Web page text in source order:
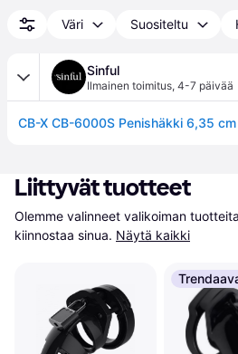
Väri Suositeltu
Sinful
Ilmainen toimitus, 4-7 päivää
CB-X CB-6000S Penishäkki 6,35
Liittyvät tuotteet
Olemme valinneet valikoiman
kiinnostaa sinua. Näytä kaikki